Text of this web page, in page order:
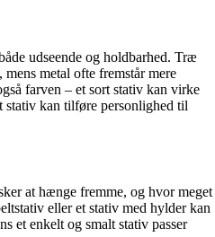
udseende og holdbarhed. Træ
metal ofte fremstår mere
farven – et sort stativ kan virke
stativ kan tilføre personlighed til
at hænge fremme, og hvor meget
eller et stativ med hylder kan
et enkelt og smalt stativ passer